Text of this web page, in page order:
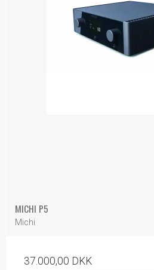
MICHI P5
Michi
37.000,00 DKK